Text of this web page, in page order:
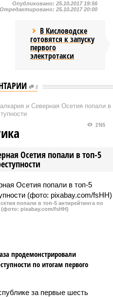
Опубликовано: 25.10.2017 19:56
Отредактировано: 25.10.2017 20:00
В Кисловодске
готовятся к запуску
первого
электротакси
0
и Северная Осетия попали в
Осетия попали в топ-5
2165
попали в топ-5 антирейтинга по
(фото: pixabay.com/fsHH)
продемонстрировали
по итогам первого
за первые шесть